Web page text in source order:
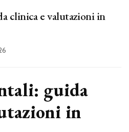
clinica e valutazioni in
guida
in